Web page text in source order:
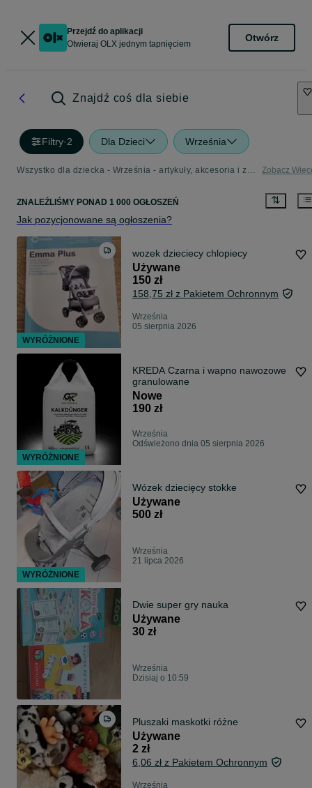
Przejdź do aplikacji
Otwieraj OLX jednym tapnięciem
Otwórz
Znajdź coś dla siebie
Filtry·2 Dla Dzieci Września
Wszystko dla dziecka - Września - artykuły, akcesoria i zabawki dla dzieci w Twojej okolicy Zobacz
ZNALEŹLIŚMY PONAD 1 000 OGŁOSZEŃ
Jak pozycjonowane są ogłoszenia?
wozek dzieciecy chlopiecy
Używane
150 zł
158,75 zł z Pakietem Ochronnym
Września
05 sierpnia 2026
KREDA Czarna i wapno nawozowe
granulowane
Nowe
190 zł
Września
Odświeżono dnia 05 sierpnia 2026
Wózek dziecięcy stokke
Używane
500 zł
Września
21 lipca 2026
Dwie super gry nauka
Używane
30 zł
Września
Dzisiaj o 10:59
Pluszaki maskotki różne
Używane
2 zł
6,06 zł z Pakietem Ochronnym
Września
WYRÓŻNIONE
WYRÓŻNIONE
WYRÓŻNIONE